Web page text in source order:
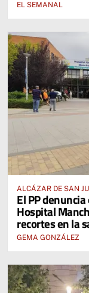
EL SEMANAL
ALCÁZAR DE SAN
El PP
Hospital
recortes en la
GEMA GONZÁLEZ